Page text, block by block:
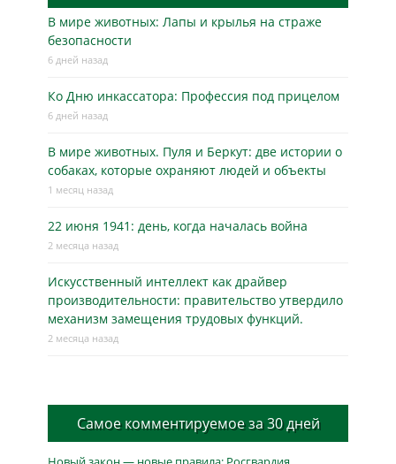
В мире животных: Лапы и крылья на страже
безопасности
6 дней назад
Ко Дню инкассатора: Профессия под прицелом
6 дней назад
В мире животных. Пуля и Беркут: две истории о
собаках, которые охраняют людей и объекты
1 месяц назад
22 июня 1941: день, когда началась война
2 месяца назад
Искусственный интеллект как драйвер
производительности: правительство утвердило
механизм замещения трудовых функций.
2 месяца назад
Самое комментируемое за 30 дней